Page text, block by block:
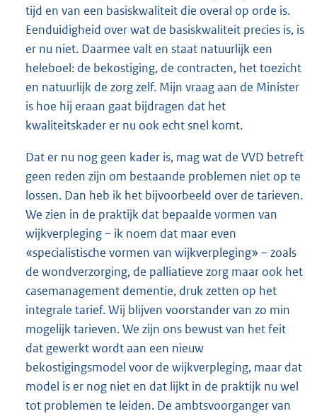
tijd en van een basiskwaliteit die overal op orde is.
Eenduidigheid over wat de basiskwaliteit precies is, is
er nu niet. Daarmee valt en staat natuurlijk een
heleboel: de bekostiging, de contracten, het toezicht
en natuurlijk de zorg zelf. Mijn vraag aan de Minister
is hoe hij eraan gaat bijdragen dat het
kwaliteitskader er nu ook echt snel komt.
Dat er nu nog geen kader is, mag wat de VVD betreft
geen reden zijn om bestaande problemen niet op te
lossen. Dan heb ik het bijvoorbeeld over de tarieven.
We zien in de praktijk dat bepaalde vormen van
wijkverpleging – ik noem dat maar even
«specialistische vormen van wijkverpleging» – zoals
de wondverzorging, de palliatieve zorg maar ook het
casemanagement dementie, druk zetten op het
integrale tarief. Wij blijven voorstander van zo min
mogelijk tarieven. We zijn ons bewust van het feit
dat gewerkt wordt aan een nieuw
bekostigingsmodel voor de wijkverpleging, maar dat
model is er nog niet en dat lijkt in de praktijk nu wel
tot problemen te leiden. De ambtsvoorganger van